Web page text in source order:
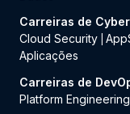
Carreiras de Cyber
Cloud Security
Aplicações
Carreiras de
Platform Engineering